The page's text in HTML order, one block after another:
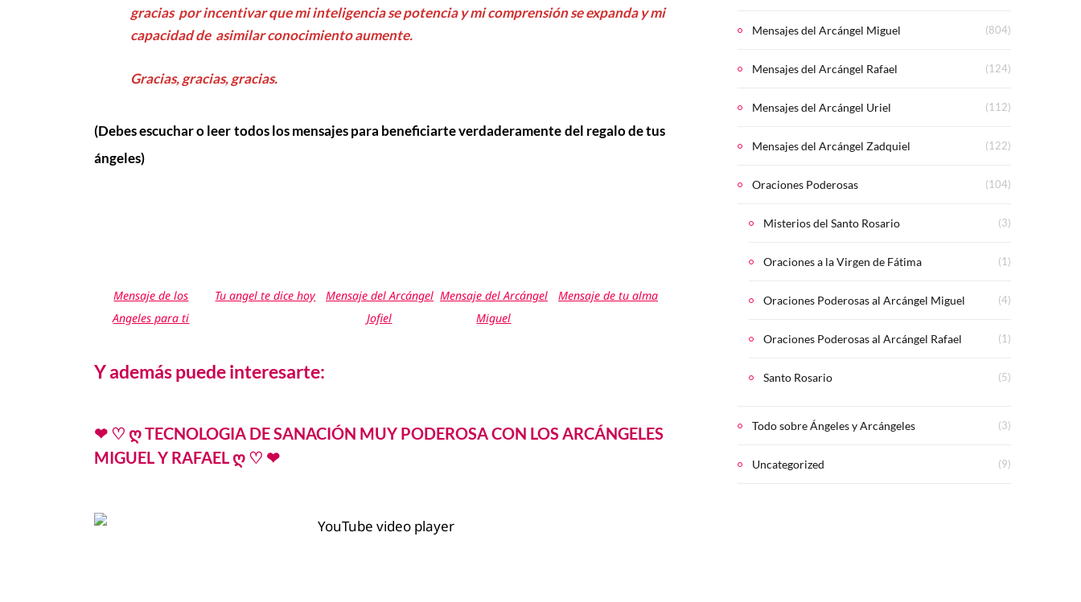
gracias por incentivar que mi inteligencia se potencia y mi comprensión se expanda y mi
capacidad de asimilar conocimiento aumente.
Gracias, gracias, gracias.
(Debes escuchar o leer todos los mensajes para beneficiarte verdaderamente del regalo de tus
ángeles)
Mensaje de los
Angeles para ti
Tu angel te dice hoy
Mensaje del Arcángel
Jofiel
Mensaje del Arcángel
Miguel
Mensaje de tu alma
Y además puede interesarte:
❤ ♡ ღ TECNOLOGIA DE SANACIÓN MUY PODEROSA CON LOS ARCÁNGELES
MIGUEL Y RAFAEL ღ ♡ ❤
Mensajes del Arcángel Miguel (804)
Mensajes del Arcángel Rafael (124)
Mensajes del Arcángel Uriel (112)
Mensajes del Arcángel Zadquiel (122)
Oraciones Poderosas (104)
Misterios del Santo Rosario (3)
Oraciones a la Virgen de Fátima (1)
Oraciones Poderosas al Arcángel Miguel (4)
Oraciones Poderosas al Arcángel Rafael (1)
Santo Rosario (5)
Todo sobre Ángeles y Arcángeles (3)
Uncategorized (9)